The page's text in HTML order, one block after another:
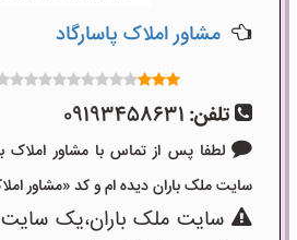
مشاور املاک پاسارگاد
تلفن: 09193458631
لطفا پس از تماس با مشاور املاک
سایت ملک باران دیده ام و کد «مشاور املاک-67202» را اعلام
سایت ملک باران،یک